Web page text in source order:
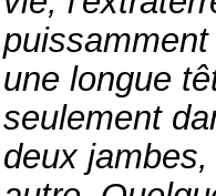
une longue
seulement
deux